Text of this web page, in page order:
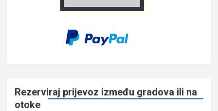
Rezerviraj prijevoz između gradova ili na
otoke